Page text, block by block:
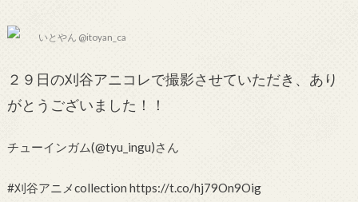
いとやん @itoyan_ca
２９日の刈谷アニコレで撮影させていただき、あり
がとうございました！！
チューインガム(@tyu_ingu)さん
#刈谷アニメcollection https://t.co/hj79On9Oig